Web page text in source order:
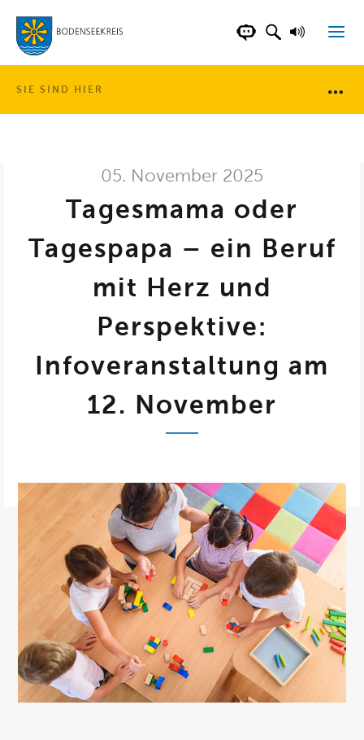
LANDKREISCHATBOT DER
SUCHFELD
SIE SIND HIER
05. November 2025
Tagesmama oder
Tagespapa – ein Beruf
mit Herz und
Perspektive:
Infoveranstaltung am
12. November